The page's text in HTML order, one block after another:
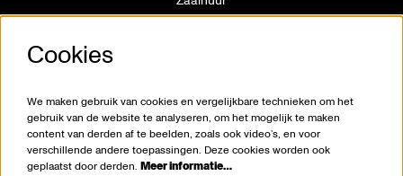
Huisregels
Klokkenluiderswet
Cookies
We maken gebruik van cookies en vergelijkbare technieken om het
gebruik van de website te analyseren, om het mogelijk te maken
content van derden af te beelden, zoals ook video’s, en voor
verschillende andere toepassingen. Deze cookies worden ook
geplaatst door derden. Meer informatie…